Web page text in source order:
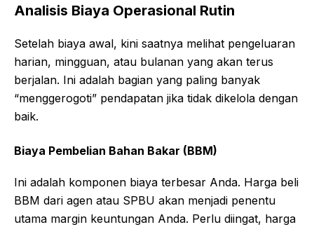
Analisis Biaya Operasional Rutin
Setelah biaya awal, kini saatnya melihat pengeluaran
harian, mingguan, atau bulanan yang akan terus
berjalan. Ini adalah bagian yang paling banyak
“menggerogoti” pendapatan jika tidak dikelola dengan
baik.
Biaya Pembelian Bahan Bakar (BBM)
Ini adalah komponen biaya terbesar Anda. Harga beli
BBM dari agen atau SPBU akan menjadi penentu
utama margin keuntungan Anda. Perlu diingat, harga